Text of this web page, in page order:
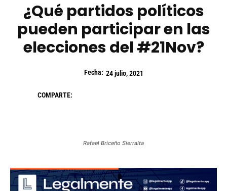
¿Qué partidos políticos
pueden participar en las
elecciones del #21Nov?
Fecha: 24 julio, 2021
COMPARTE:
Rafael Briceño Sierralta